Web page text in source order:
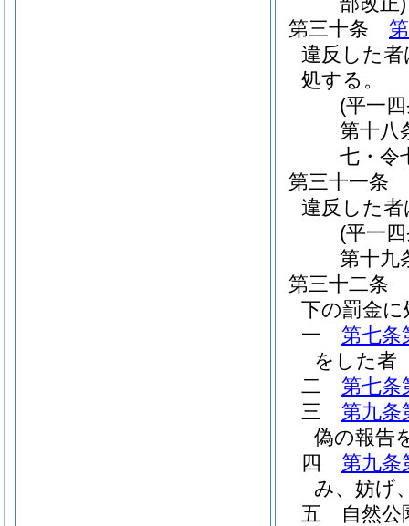
第三十条
違反した
処する。
(平一
第十八
七・令
第三十一条
違反した
(平一
第十九
第三十二条
下の罰金
一
第七条
をした者
二
第七条
三
第九条
偽の報告
四
第九条
み、妨げ
五
自然